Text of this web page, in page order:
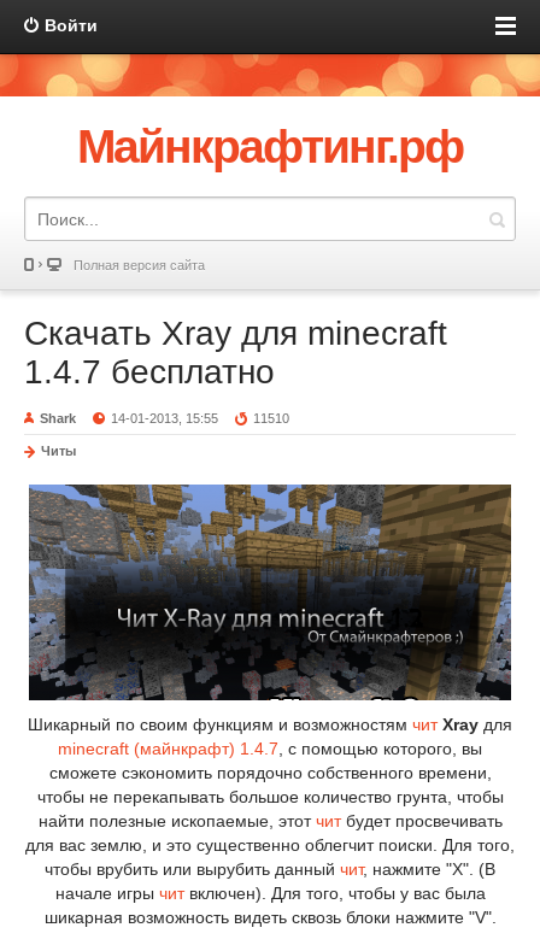
Войти
Майнкрафтинг.рф
Полная версия сайта
Скачать Xray для minecraft
1.4.7 бесплатно
Shark 14-01-2013, 15:55 11510
Читы
Шикарный по своим функциям и возможностям чит Xray для
minecraft (майнкрафт) 1.4.7 , с помощью которого, вы
сможете сэкономить порядочно собственного времени,
чтобы не перекапывать большое количество грунта, чтобы
найти полезные ископаемые, этотчитбудет просвечивать
для вас землю, и это существенно облегчит поиски. Для того,
чтобы врубить или вырубить данный чит, нажмите "X". (В
начале игры читвключен). Для того, чтобы у вас была
шикарная возможность видеть сквозь блоки нажмите "V".